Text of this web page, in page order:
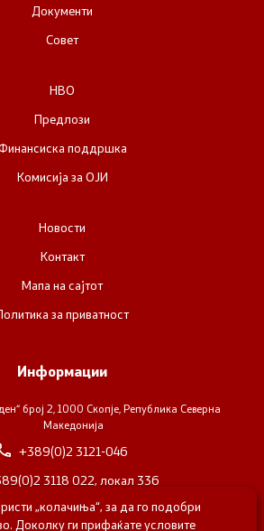
Документи
Совет
НВО
Предлози
поддршка
Комисија за ОЈИ
Новости
Контакт
Мапа на сајтот
за приватност
Информации
број 2, 1000 Скопје, Република Северна
Македонија
+389(0)2 3121-046
3118 022, локал 336
nvosorabotka@gs.gov.mk
„колачиња“, за да го подобри
Доколку ги прифаќате условите